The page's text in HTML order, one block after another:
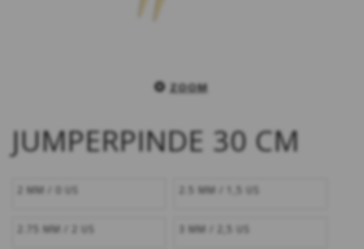
ZOOM
JUMPERPINDE 30 CM
2 MM / 0 US 2.5 MM / 1,5 US
2.75 MM / 2 US 3 MM / 2,5 US